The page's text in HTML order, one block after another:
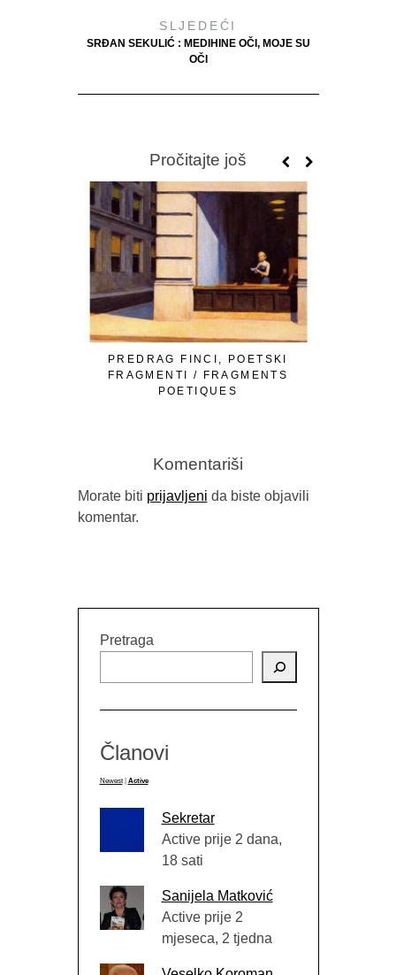
SLJEDEĆI
SRĐAN SEKULIĆ : MEDIHINE OČI, MOJE SU
OČI
Pročitajte još
PREDRAG FINCI, POETSKI
FRAGMENTI / FRAGMENTS
POETIQUES
Komentariši
Morate biti prijavljeni da biste objavili
komentar.
Pretraga
Članovi
Newest Active
Sekretar
Active prije 2 dana,
18 sati
Sanijela Matković
Active prije 2
mjeseca, 2 tjedna